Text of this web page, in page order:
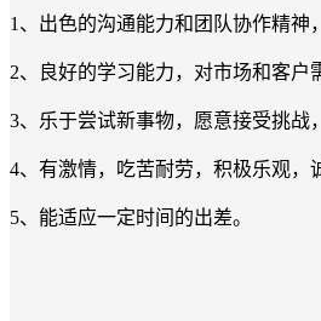
1、出色的沟通能力和团队协作精神
2、良好的学习能力，对市场和客户
3、乐于尝试新事物，愿意接受挑战
4、有激情，吃苦耐劳，积极乐观，
5、能适应一定时间的出差。